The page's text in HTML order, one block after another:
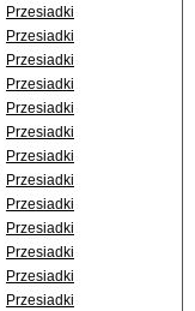
Przesiadki
Przesiadki
Przesiadki
Przesiadki
Przesiadki
Przesiadki
Przesiadki
Przesiadki
Przesiadki
Przesiadki
Przesiadki
Przesiadki
Przesiadki